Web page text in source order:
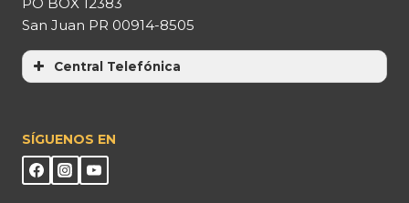
San Juan PR 00914-8505
Central Telefónica
SÍGUENOS EN